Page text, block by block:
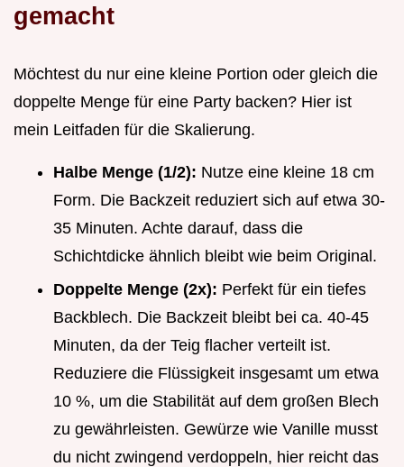
gemacht
Möchtest du nur eine kleine Portion oder gleich die
doppelte Menge für eine Party backen? Hier ist
mein Leitfaden für die Skalierung.
Halbe Menge (1/2): Nutze eine kleine 18 cm
Form. Die Backzeit reduziert sich auf etwa 30-
35 Minuten. Achte darauf, dass die
Schichtdicke ähnlich bleibt wie beim Original.
Doppelte Menge (2x): Perfekt für ein tiefes
Backblech. Die Backzeit bleibt bei ca. 40-45
Minuten, da der Teig flacher verteilt ist.
Reduziere die Flüssigkeit insgesamt um etwa
10 %, um die Stabilität auf dem großen Blech
zu gewährleisten. Gewürze wie Vanille musst
du nicht zwingend verdoppeln, hier reicht das